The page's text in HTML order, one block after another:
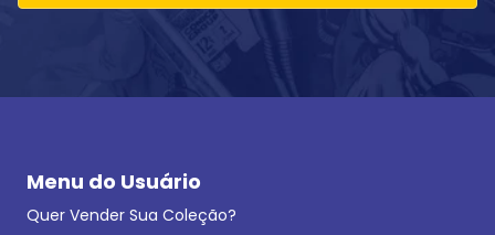
Menu do Usuário
Quer Vender Sua Coleção?